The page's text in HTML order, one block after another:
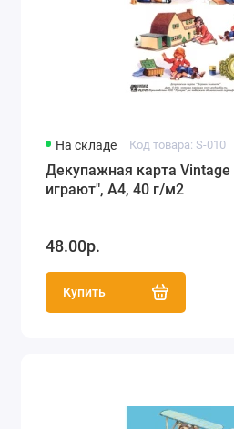
Декупажные карты Esprimo
(Италия), 50х70 см (23)
Бумага для техники
На складе Код товара: S-010
Декупажная карта Vintage
играют", А4, 40 г/м2
48.00р.
Купить